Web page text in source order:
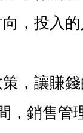
，投入
，讓賺
，銷售管